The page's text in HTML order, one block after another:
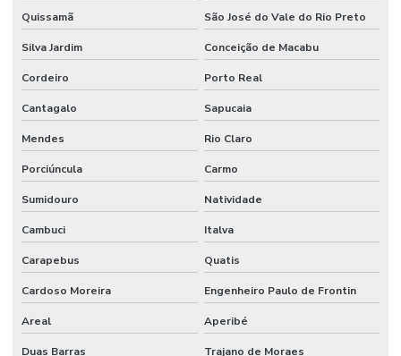
Quissamã São José do Vale do Rio Preto
Silva Jardim Conceição de Macabu
Cordeiro Porto Real
Cantagalo Sapucaia
Mendes Rio Claro
Porciúncula Carmo
Sumidouro Natividade
Cambuci Italva
Carapebus Quatis
Cardoso Moreira Engenheiro Paulo de Frontin
Areal Aperibé
Duas Barras Trajano de Moraes